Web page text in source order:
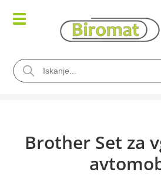
Brother Set za